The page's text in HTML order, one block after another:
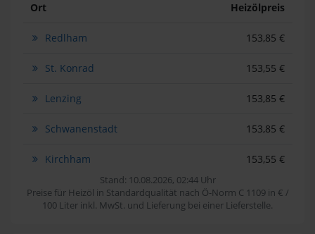
Ort Heizölpreis
Redlham 153,85 €
St. Konrad 153,55 €
Lenzing 153,85 €
Schwanenstadt 153,85 €
Kirchham 153,55 €
Stand: 10.08.2026, 02:44 Uhr
Preise für Heizöl in Standardqualität nach Ö-Norm C 1109 in € /
100 Liter inkl. MwSt. und Lieferung bei einer Lieferstelle.